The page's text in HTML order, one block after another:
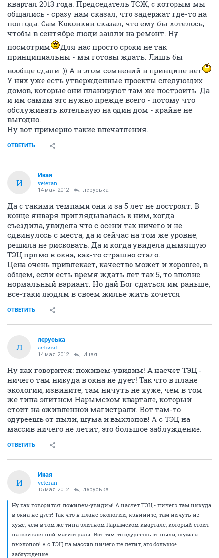
квартал 2013 года. Председатель ТСЖ, с которым мы
общались - сразу нам сказал, что задержат где-то на
полгода. Сам Коконкин сказал, что ему бы хотелось,
чтобы в сентябре люди зашли на ремонт. Ну
посмотрим
Для нас просто сроки не так
принципиальны - мы готовы ждать. Лишь бы
вообще сдали :)) А в этом сомнений в принципе нет
У них уже есть утвержденные проекты следующих
домов, которые они планируют там же построить. Да
и им самим это нужно прежде всего - потому что
обслуживать котельную на один дом - крайне не
выгодно.
Ну вот примерно такие впечатления.
ОТВЕТИТЬ
И
Иная
veteran
14 мая 2012 леруська
Да с такими темпами они и за 5 лет не достроят. В
конце января приглядывалась к ним, когда
съездила, увидела что с осени так ничего и не
сдвинулось с места, да и сейчас на том же уровне,
решила не рисковать. Да и когда увидела дымящую
ТЭЦ прямо в окна, как-то страшно стало.
Цена очень привлекает, качество может и хорошее, в
общем, если есть время ждать лет так 5, то вполне
нормальный вариант. Но дай Бог сдаться им раньше,
все-таки людям в своем жилье жить хочется
ОТВЕТИТЬ
Л
леруська
activist
14 мая 2012 Иная
Ну как говорится: поживем-увидим! А насчет ТЭЦ -
ничего там никуда в окна не дует! Так что в плане
экологии, извините, там ничуть не хуже, чем в том
же типа элитном Нарымском квартале, который
стоит на оживленной магистрали. Вот там-то
одуреешь от пыли, шума и выхлопов! А с ТЭЦ на
массив ничего не летит, это большое заблуждение.
ОТВЕТИТЬ
И
Иная
veteran
15 мая 2012 леруська
Ну как говорится: поживем-увидим! А насчет ТЭЦ - ничего там никуда
в окна не дует! Так что в плане экологии, извините, там ничуть не
хуже, чем в том же типа элитном Нарымском квартале, который стоит
на оживленной магистрали. Вот там-то одуреешь от пыли, шума и
выхлопов! А с ТЭЦ на массив ничего не летит, это большое
заблуждение.